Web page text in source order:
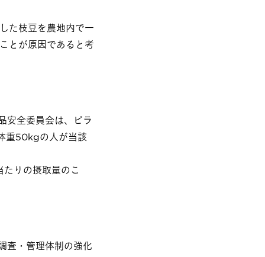
た枝豆を農地内で一
とが原因であると考
安全委員会は、ピラ
重50kgの人が当該
りの摂取量のこ
査・管理体制の強化